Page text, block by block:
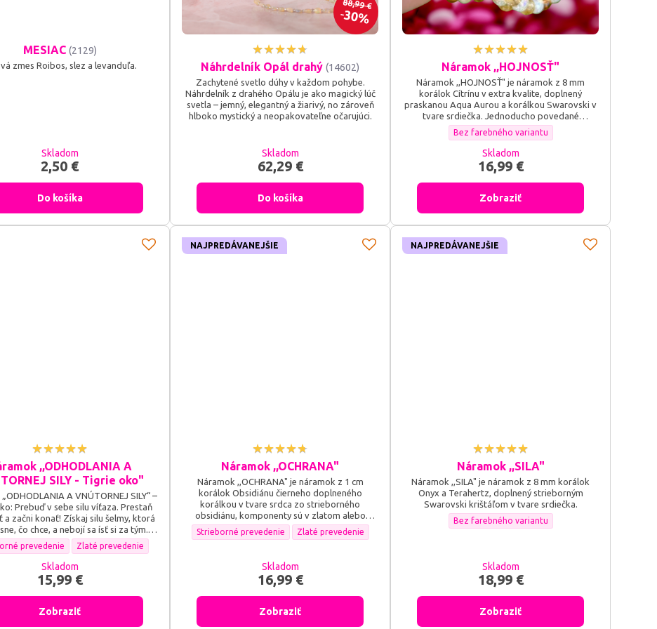
MESIAC (2129)
zmes Roibos, slez a levanduľa.
Skladom
2,50 €
Do košíka
88,99 €
30%
Náhrdelník Opál drahý(14602)
Zachytené svetlo dúhy v každom pohybe.
Náhrdelník z drahého Opálu je ako magický lúč
svetla – jemný, elegantný a žiarivý, no zároveň
hlboko mystický a neopakovateľne očarujúci.
Skladom
62,29 €
Do košíka
Náramok ,,HOJNOSŤ"
Náramok ,,HOJNOSŤ" je náramok z 8 mm
korálok Cítrínu v extra kvalite, doplnený
praskanou Aqua Aurou a korálkou Swarovski v
tvare srdiečka. Jednoducho povedané
ŠTASTIE-ZDRAVIE-ÚSPECH-PROSPERITA.
Náramok ,,HOJNOSŤ" - Farebné prevedenie
Bez farebného variantu
Skladom
16,99 €
Zobraziť
,,ODHODLANIA A
SILY - Tigrie oko"
A VNÚTORNEJ SILY“ –
Prebuď v sebe silu víťaza. Prestaň
a začni konať! Získaj silu šelmy, ktorá
čo chce, a nebojí sa ísť si za tým.
v sebe neotrasiteľné odhodlanie a
každú prekážku na svoju príležitosť!
,,ODHODLANIA A VNÚTORNEJ SILY - Tigrie oko" - Farebné prevedenie doplnku:
prevedenie Náramok ,,ODHODLANIA A VNÚTORNEJ SILY - Tigrie oko" - Farebné prevedenie doplnku:
Zlaté prevedenie
Skladom
15,99 €
Zobraziť
NAJPREDÁVANEJŠIE
Náramok ,,OCHRANA"
Náramok ,,OCHRANA" je náramok z 1 cm
korálok Obsidiánu čierneho doplneného
korálkou v tvare srdca zo strieborného
obsidiánu, komponenty sú v zlatom alebo
striebornom prevedení.
Náramok ,,OCHRANA" - Farebné prevedenie doplnku:
Strieborné prevedenie Náramok ,,OCHRANA" - Farebné prevedenie doplnku:
Zlaté prevedenie
Skladom
16,99 €
Zobraziť
NAJPREDÁVANEJŠIE
Náramok ,,SILA"
Náramok ,,SILA" je náramok z 8 mm korálok
Onyx a Terahertz, doplnený strieborným
Swarovski krištáľom v tvare srdiečka.
Náramok ,,SILA" - Farebné prevedenie doplnku:
Bez farebného variantu
Skladom
18,99 €
Zobraziť